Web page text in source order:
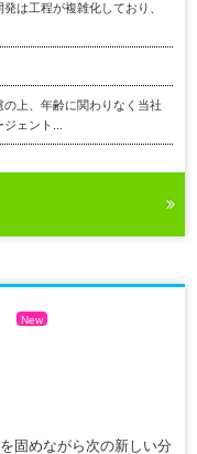
は工程が複雑化しており、
上、年齢に関わりなく当社
ェント...
New
固めながら次の新しい分